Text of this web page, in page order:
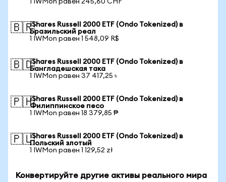
1 IWMon равен 245,60 CHF
🇧🇷iShares Russell 2000 ETF (Ondo Tokenized) в
Бразильский реал
1 IWMon равен 1 548,09 R$
🇧🇩iShares Russell 2000 ETF (Ondo Tokenized) в
Бангладешская така
1 IWMon равен 37 417,25 ৳
🇵🇭iShares Russell 2000 ETF (Ondo Tokenized) в
Филиппинское песо
1 IWMon равен 18 379,85 ₱
🇵🇱iShares Russell 2000 ETF (Ondo Tokenized) в
Польский злотый
1 IWMon равен 1 129,52 zł
Конвертируйте другие активы реального мира